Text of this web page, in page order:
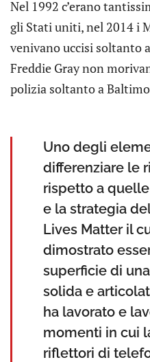
Nel 1992 c’erano
gli Stati uniti, nel 2014 i
venivano uccisi soltanto
Freddie Gray non
polizia soltanto a
Uno degli
differenziare le
rispetto a
e la strategia
Lives Matter il
dimostrato
superficie di
solida e
ha lavorato e
momenti in cui
riflettori di